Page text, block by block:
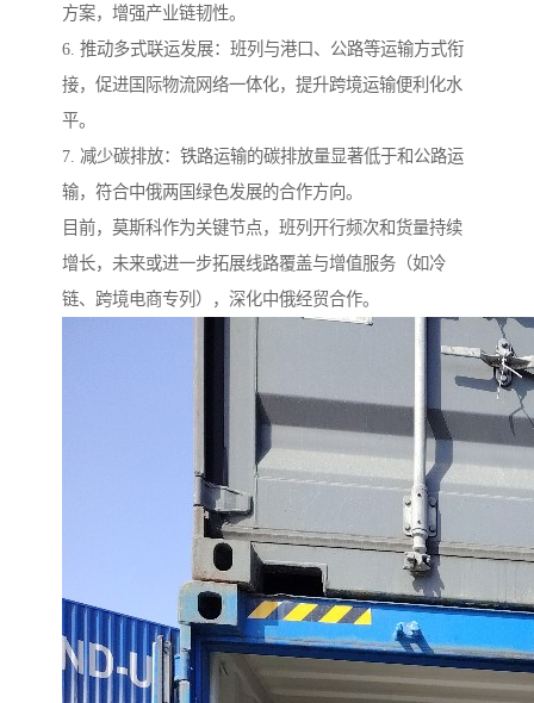
方案，增强产业链韧性。
6. 推动多式联运发展：班列与港口、公路等运输方式衔
接，促进国际物流网络一体化，提升跨境运输便利化水
平。
7. 减少碳排放：铁路运输的碳排放量显著低于和公路运
输，符合中俄两国绿色发展的合作方向。
目前，莫斯科作为关键节点，班列开行频次和货量持续
增长，未来或进一步拓展线路覆盖与增值服务（如冷
链、跨境电商专列），深化中俄经贸合作。